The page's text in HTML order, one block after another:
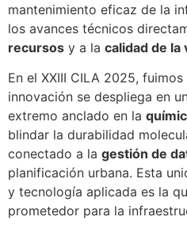
mantenimiento eficaz de la
los avances técnicos
recursos y a la calidad de la
En el XXIII CILA 2025,
innovación se despliega en
extremo anclado en la
blindar la durabilidad
conectado a la gestión de
planificación urbana. Esta
y tecnología aplicada es la
prometedor para la